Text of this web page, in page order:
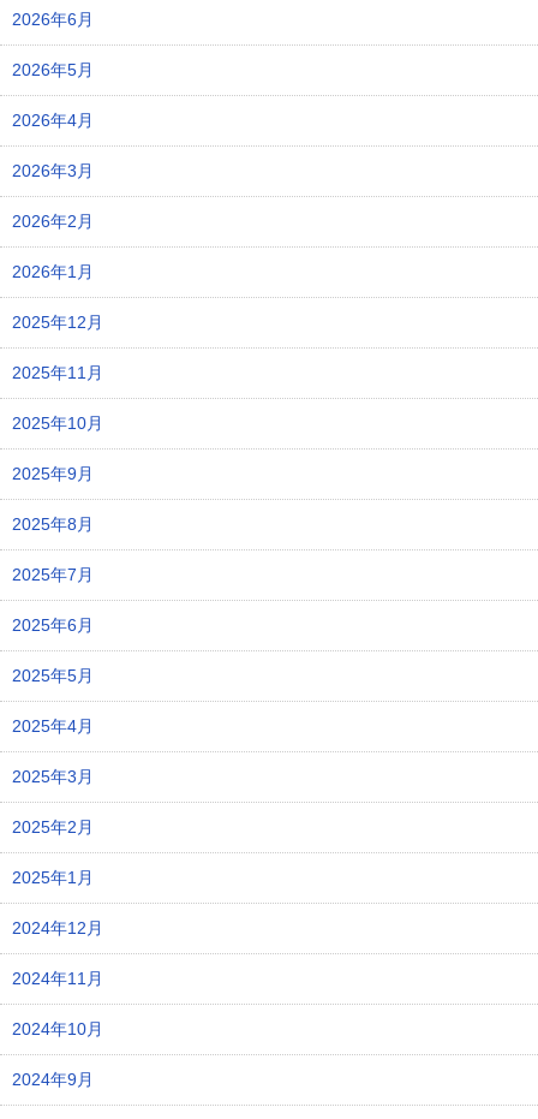
2026年6月
2026年5月
2026年4月
2026年3月
2026年2月
2026年1月
2025年12月
2025年11月
2025年10月
2025年9月
2025年8月
2025年7月
2025年6月
2025年5月
2025年4月
2025年3月
2025年2月
2025年1月
2024年12月
2024年11月
2024年10月
2024年9月